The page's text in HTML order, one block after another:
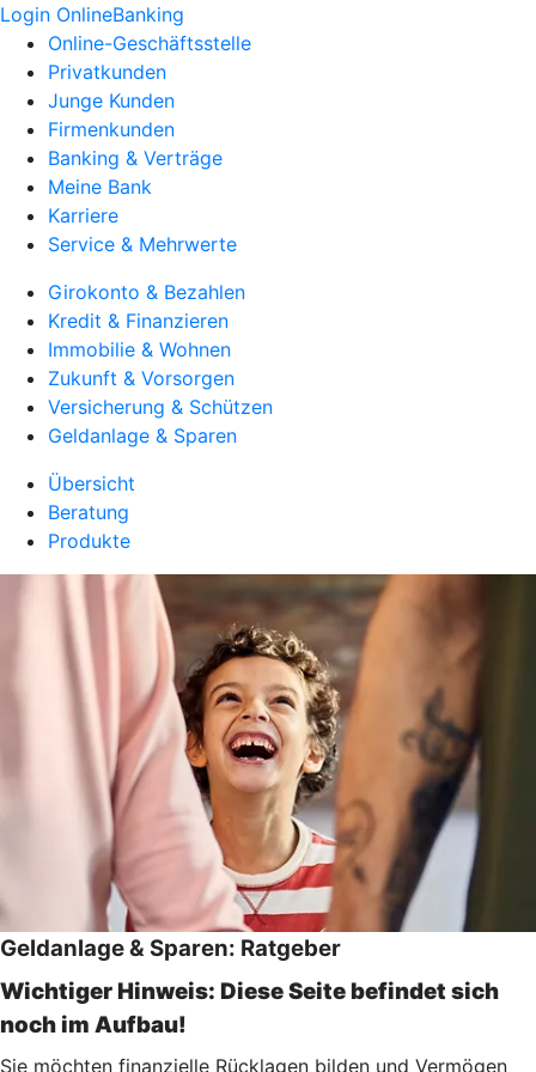
Login OnlineBanking
Online-Geschäftsstelle
Privatkunden
Junge Kunden
Firmenkunden
Banking & Verträge
Meine Bank
Karriere
Service & Mehrwerte
Girokonto & Bezahlen
Kredit & Finanzieren
Immobilie & Wohnen
Zukunft & Vorsorgen
Versicherung & Schützen
Geldanlage & Sparen
Übersicht
Beratung
Produkte
Geldanlage & Sparen: Ratgeber
Wichtiger Hinweis: Diese Seite befindet sich
noch im Aufbau!
Sie möchten finanzielle Rücklagen bilden und Vermögen